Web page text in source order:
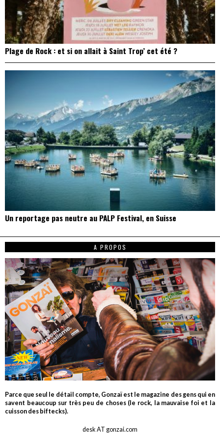
Plage de Rock : et si on allait à Saint Trop’ cet été ?
Un reportage pas neutre au PALP Festival, en Suisse
A PROPOS
Parce que seul le détail compte, Gonzaï est le magazine des gens qui en
savent beaucoup sur très peu de choses (le rock, la mauvaise foi et la
cuisson des biftecks).
desk AT gonzai.com